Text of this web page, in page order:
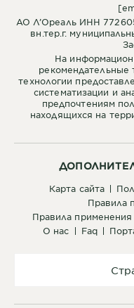
карта сайта
правила
о нас
faq
АО Л’Ореаль ИНН
вн.тер.г.
На
рекомендательные
технологии
систематизации и
предпочтениям
находящихся на